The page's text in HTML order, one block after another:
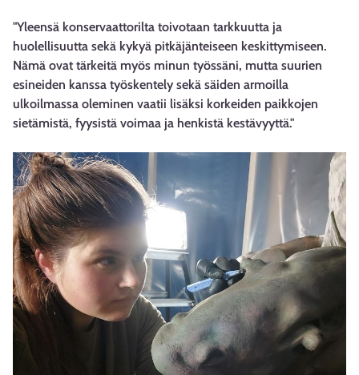
"Yleensä konservaattorilta toivotaan tarkkuutta ja
huolellisuutta sekä kykyä pitkäjänteiseen keskittymiseen.
Nämä ovat tärkeitä myös minun työssäni, mutta suurien
esineiden kanssa työskentely sekä säiden armoilla
ulkoilmassa oleminen vaatii lisäksi korkeiden paikkojen
sietämistä, fyysistä voimaa ja henkistä kestävyyttä."